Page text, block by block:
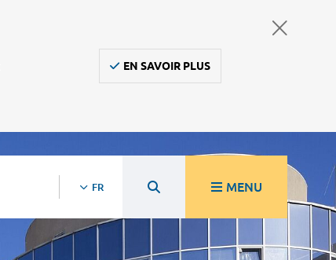
EN SAVOIR PLUS
FR MENU